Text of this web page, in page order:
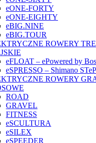
eONE-FORTY
eONE-EIGHTY
eBIG.NINE
eBIG.TOUR
ROWERY
eFLOAT – ePowered by
eSPRESSO – Shimano
ROWERY
ROAD
GRAVEL
FITNESS
eSCULTURA
eSILEX
eSPEEDER